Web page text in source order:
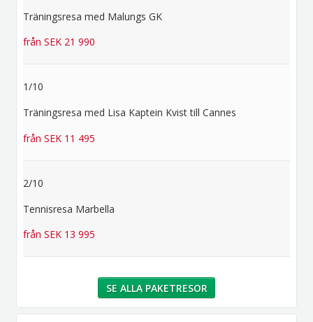
Träningsresa med Malungs GK
från SEK 21 990
1/10
Träningsresa med Lisa Kaptein Kvist till Cannes
från SEK 11 495
2/10
Tennisresa Marbella
från SEK 13 995
SE ALLA PAKETRESOR